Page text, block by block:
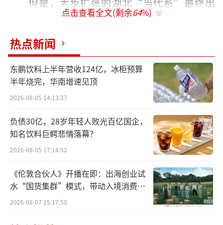
现资金链问题。去年4月6日，“当代系”的重
（以下简称当代科技）因未能按期偿付“19汉
当科PPN001”的部分到期本息，引爆了其债券
实质性违约的“大雷”。
随后，湖北“当代系”也加速了资产收
缩，选择了从三特索道、天风证券撤退。
在湖北“当代系”的混乱漩涡中，人福医
药、三特索道、*ST明诚此前也已多次受到监管
处理，艾路明也曾多次涉及其中。
今年2月，上交所对人福医药及其控股股东
点击查看全文(剩余64%)
热点新闻
东鹏饮料上半年营收124亿，冰柜预算
半年烧完，华南增速见顶
2026-08-05 14:13:37
负债30亿，28岁年轻人败光百亿国企，
知名饮料巨鳄悲情落幕？
2026-08-05 17:14:52
《伦敦合伙人》开播在即：出海创业试
水“国货集群”模式，带动入境消费反
向种草
2026-08-07 15:17:50